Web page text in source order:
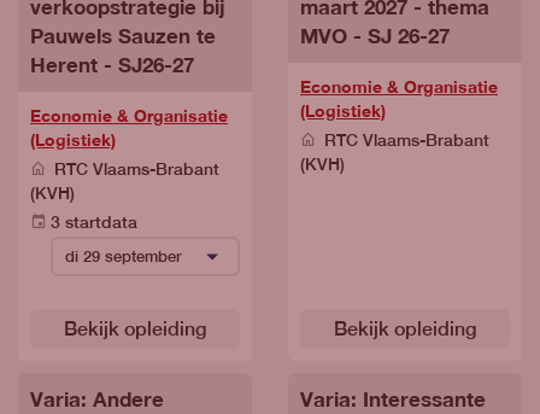
verkoopstrategie bij
Pauwels Sauzen te
Herent - SJ26-27
Economie & Organisatie
(Logistiek)
RTC Vlaams-Brabant
(KVH)
3 startdata
Bekijk opleiding
maart 2027 - thema
MVO - SJ 26-27
Economie & Organisatie
(Logistiek)
RTC Vlaams-Brabant
(KVH)
Bekijk opleiding
Varia: Andere
Varia: Interessante